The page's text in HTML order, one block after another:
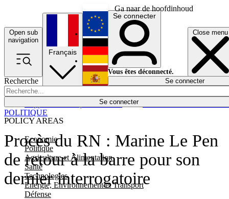
Ga naar de hoofdinhoud
Open sub
navigation
Close menu
Recherche
Se connecter
POLICY AREAS
Economie
Politique
Agriculture et Alimentation
Santé
Technologies
Energie, Environnement et Transport
Défense
Économie
Français
English
Deutsch
Español
Se connecter
Vous êtes déconnecté.
Se connecter
Procès du RN : Marine Le Pen
de retour à la barre pour son
dernier interrogatoire
POLITIQUE